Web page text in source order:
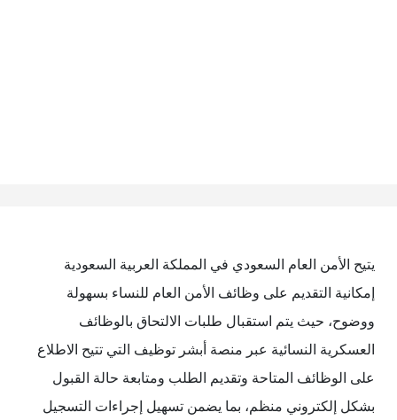
يتيح الأمن العام السعودي في المملكة العربية السعودية
إمكانية التقديم على وظائف الأمن العام للنساء بسهولة
ووضوح، حيث يتم استقبال طلبات الالتحاق بالوظائف
العسكرية النسائية عبر منصة أبشر توظيف التي تتيح الاطلاع
على الوظائف المتاحة وتقديم الطلب ومتابعة حالة القبول
بشكل إلكتروني منظم، بما يضمن تسهيل إجراءات التسجيل